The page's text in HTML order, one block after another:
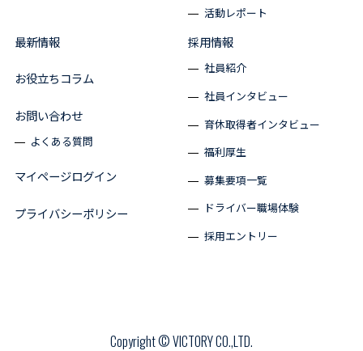
活動レポート
最新情報
お役立ちコラム
お問い合わせ
よくある質問
マイページログイン
プライバシーポリシー
採用情報
社員紹介
社員インタビュー
育休取得者インタビュー
福利厚生
募集要項一覧
ドライバー職場体験
採用エントリー
Copyright © VICTORY CO.,LTD.